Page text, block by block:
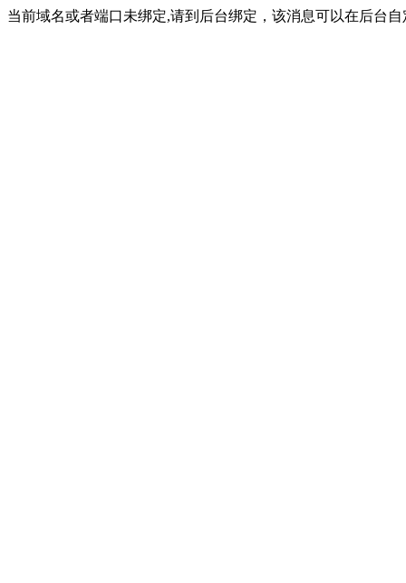
当前域名或者端口未绑定,请到后台绑定，该消息可以在后台自